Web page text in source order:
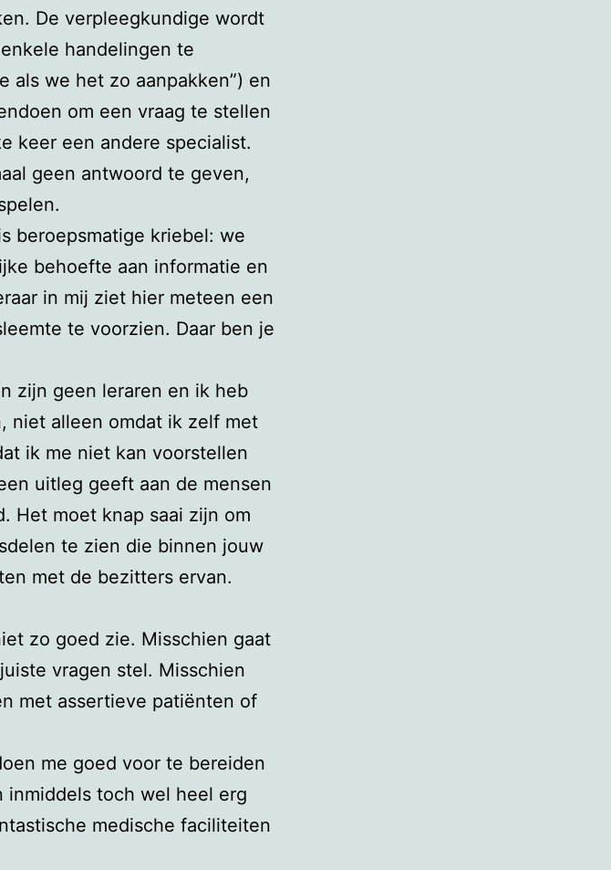
De verpleegkundige wordt
handelingen te
als we het zo aanpakken”) en
om een vraag te stellen
keer een andere specialist.
geen antwoord te geven,
beroepsmatige kriebel: we
behoefte aan informatie en
in mij ziet hier meteen een
te voorzien. Daar ben je
zijn geen leraren en ik heb
niet alleen omdat ik zelf met
ik me niet kan voorstellen
uitleg geeft aan de mensen
Het moet knap saai zijn om
te zien die binnen jouw
met de bezitters ervan.
zo goed zie. Misschien gaat
vragen stel. Misschien
met assertieve patiënten of
me goed voor te bereiden
toch wel heel erg
medische faciliteiten